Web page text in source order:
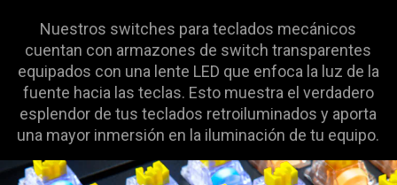
Nuestros switches para teclados mecánicos
cuentan con armazones de switch transparentes
equipados con una lente LED que enfoca la luz de la
fuente hacia las teclas. Esto muestra el verdadero
esplendor de tus teclados retroiluminados y aporta
una mayor inmersión en la iluminación de tu equipo.